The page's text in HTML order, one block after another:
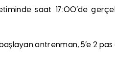
saat 17:00’de
antrenman, 5’e 2